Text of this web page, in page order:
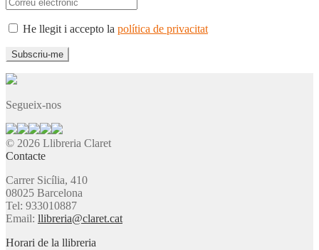
He llegit i accepto la política de privacitat
Segueix-nos
© 2026 Llibreria Claret
Contacte
Carrer Sicília, 410
08025 Barcelona
Tel: 933010887
Email: llibreria@claret.cat
Horari de la llibreria